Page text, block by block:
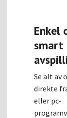
Enkel
smart
Se alt av
direkte
eller pc-